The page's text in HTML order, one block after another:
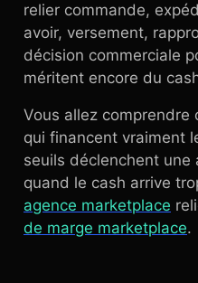
relier commande,
avoir, versement,
décision commerciale
méritent encore du
Vous allez comprendre
qui financent vraiment
seuils déclenchent
quand le cash arrive
agence marketplace
de marge marketplace.